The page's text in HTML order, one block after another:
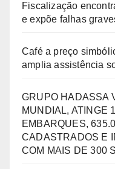
Fiscalização
e expõe falhas
Café a preço
amplia assistência
GRUPO HADASSA
MUNDIAL, ATINGE
EMBARQUES,
CADASTRADOS E
COM MAIS DE 300